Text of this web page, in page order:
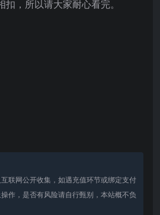
，所以请大家耐心看完。
联网公开收集，如遇充值环节或绑定支付
作，是否有风险请自行甄别，本站概不负